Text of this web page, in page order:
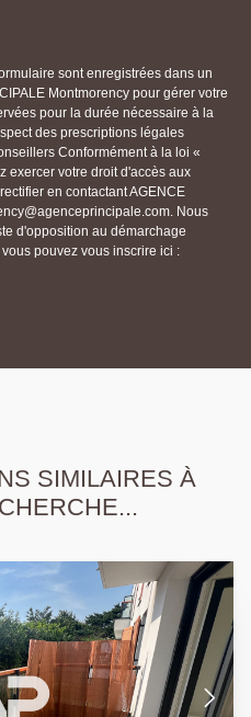
sont enregistrées dans un
Montmorency pour gérer votre
pour la durée nécessaire à la
des prescriptions légales
Conformément à la loi «
exercer votre droit d'accès aux
en contactant AGENCE
Nous
d'opposition au démarchage
pouvez vous inscrire ici :
SIMILAIRES À